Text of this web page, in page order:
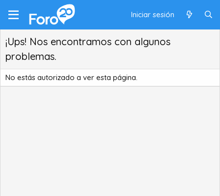
Iniciar sesión
¡Ups! Nos encontramos con algunos
problemas.
No estás autorizado a ver esta página.